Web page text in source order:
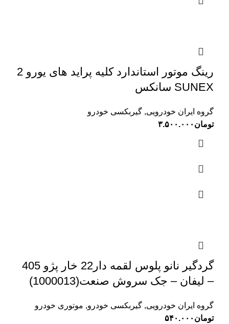
رینگ موتور استاندارد کلیه پراید های یورو 2
SUNEX سانکس
گروه ایران خودرویی, گیربکسی خودرو
تومان ۳.۵۰۰.۰۰۰
گردگیر نانو پلوس لقمه دار22 خار پژو 405
– لیفان – جک سروش صنعت(1000013)
گروه ایران خودرویی, گیربکسی خودرو, موتوری خودرو
تومان ۵۴۰.۰۰۰